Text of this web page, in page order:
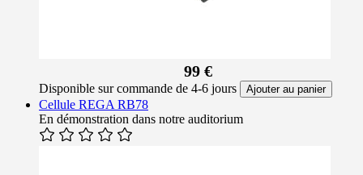
99 €
Disponible sur commande de 4-6 jours Ajouter au panier
Cellule REGA RB78
En démonstration dans notre auditorium